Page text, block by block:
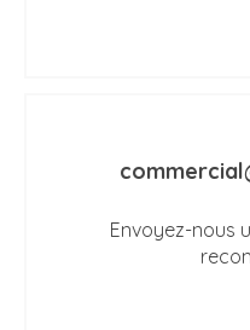
Envoyez-nous